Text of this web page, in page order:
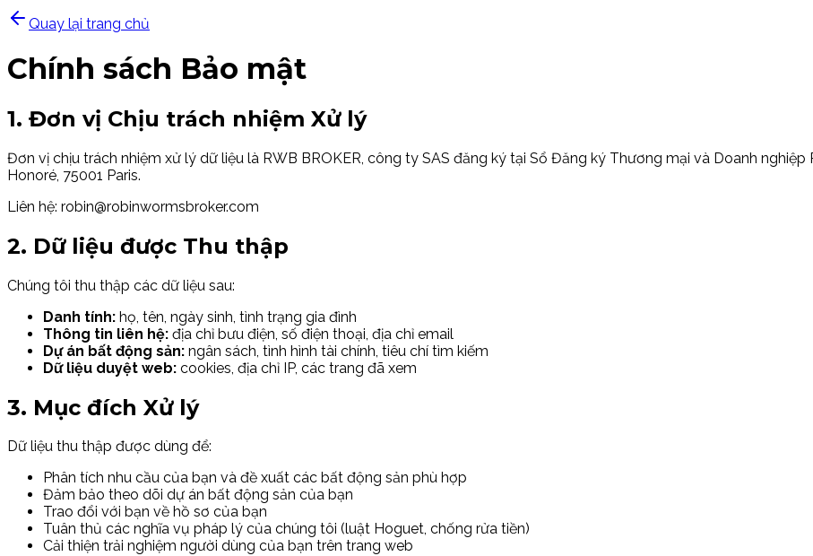
Quay lại trang chủ
Chính sách Bảo mật
1. Đơn vị Chịu trách nhiệm Xử lý
Đơn vị chịu trách nhiệm xử lý dữ liệu là RWB BROKER, công ty SAS đăng ký tại Sổ Đăng ký Thương mại và Doanh nghiệp
Honoré, 75001 Paris.
Liên hệ: robin@robinwormsbroker.com
2. Dữ liệu được Thu thập
Chúng tôi thu thập các dữ liệu sau:
Danh tính: họ, tên, ngày sinh, tình trạng gia đình
Thông tin liên hệ: địa chỉ bưu điện, số điện thoại, địa chỉ email
Dự án bất động sản: ngân sách, tình hình tài chính, tiêu chí tìm kiếm
Dữ liệu duyệt web: cookies, địa chỉ IP, các trang đã xem
3. Mục đích Xử lý
Dữ liệu thu thập được dùng để:
Phân tích nhu cầu của bạn và đề xuất các bất động sản phù hợp
Đảm bảo theo dõi dự án bất động sản của bạn
Trao đổi với bạn về hồ sơ của bạn
Tuân thủ các nghĩa vụ pháp lý của chúng tôi (luật Hoguet, chống rửa tiền)
Cải thiện trải nghiệm người dùng của bạn trên trang web